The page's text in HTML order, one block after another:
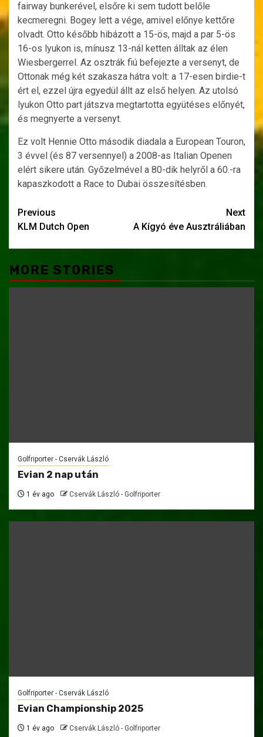
fairway bunkerével, elsőre ki sem tudott belőle
kecmeregni. Bogey lett a vége, amivel előnye kettőre
olvadt. Otto később hibázott a 15-ös, majd a par 5-ös
16-os lyukon is, mínusz 13-nál ketten álltak az élen
Wiesbergerrel. Az osztrák fiú befejezte a versenyt, de
Ottonak még két szakasza hátra volt: a 17-esen birdie-t
ért el, ezzel újra egyedül állt az első helyen. Az utolsó
lyukon Otto part játszva megtartotta együtéses előnyét,
és megnyerte a versenyt.
Ez volt Hennie Otto második diadala a European Touron,
3 évvel (és 87 versennyel) a 2008-as Italian Openen
elért sikere után. Győzelmével a 80-dik helyről a 60.-ra
kapaszkodott a Race to Dubai összesítésben.
Post
navigation
Previous
KLM Dutch Open
Next
A Kígyó éve Ausztráliában
MORE STORIES
Golfriporter - Cservák László
Evian 2 nap után
1 év ago Cservák László - Golfriporter
Golfriporter - Cservák László
Evian Championship 2025
1 év ago Cservák László - Golfriporter